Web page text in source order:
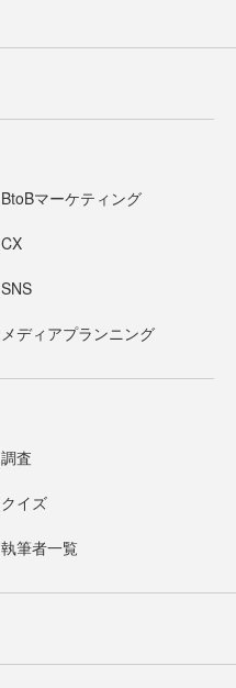
BtoBマーケティング
CX
SNS
メディアプランニング
調査
クイズ
執筆者一覧